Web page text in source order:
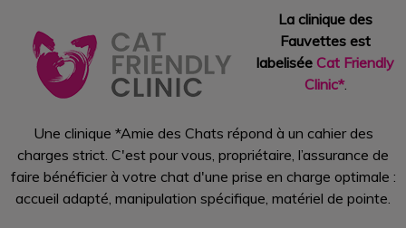
La clinique des
Fauvettes est
labelisée Cat Friendly
Clinic*.
Une clinique *Amie des Chats répond à un cahier des
charges strict. C'est pour vous, propriétaire, l’assurance de
faire bénéficier à votre chat d'une prise en charge optimale :
accueil adapté, manipulation spécifique, matériel de pointe.